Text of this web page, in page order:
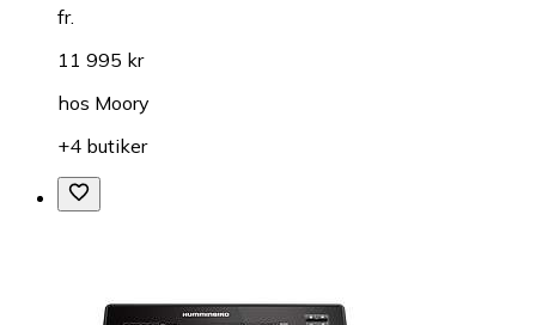
fr.
11 995 kr
hos Moory
+4 butiker